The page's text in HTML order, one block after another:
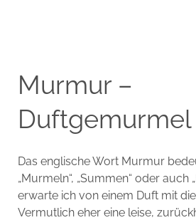
Murmur –
Duftgemurmel
Das englische Wort Murmur
„Murmeln“, „Summen“ oder auch
erwarte ich von einem Duft mit
Vermutlich eher eine leise,